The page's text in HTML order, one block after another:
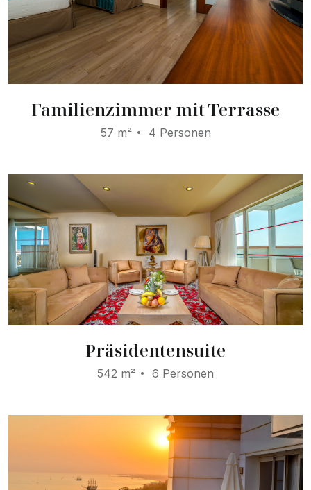
Familienzimmer mit Terrasse
57 m² 4 Personen
Präsidentensuite
542 m² 6 Personen